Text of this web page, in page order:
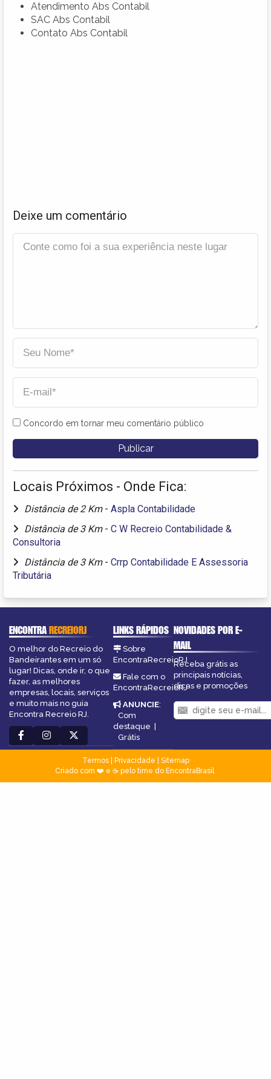
Atendimento Abs Contabil
SAC Abs Contabil
Contato Abs Contabil
Deixe um comentário
Concordo em tornar meu comentário público
Locais Próximos - Onde Fica:
Distância de 2 Km - Aspla Contabilidade
Distância de 3 Km - C W Recreio Contabilidade &
Consultoria
Distância de 3 Km - Crrp Contabilidade E Assessoria
Tributária
ENCONTRARECREIORJ
O melhor do Recreio do
Bandeirantes em um só
lugar! Dicas, onde ir, o que
fazer, as melhores
empresas, locais, serviços
e muito mais no guia
Encontra Recreio RJ.
LINKS RÁPIDOS
Sobre
EncontraRecreioRJ
Fale com o
EncontraRecreioRJ
ANUNCIE:
Com
destaque
Grátis
NOVIDADES POR E-
MAIL
Receba grátis as
principais notícias,
dicas e promoções
Termos| Privacidade
Sitemap
Criado com ❤️ e ☕ pelo time do EncontraBrasil